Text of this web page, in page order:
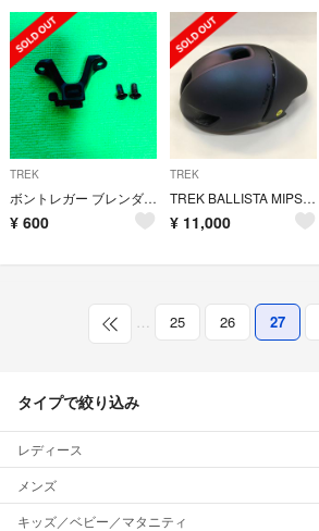
TREK
ボントレガー ブレンダー サドルアクセサリー マウント
¥ 600
TREK
TREK BALLISTA MIPS Mサイズ
¥ 11,000
… 25 26 27
タイプで絞り込み
レディース
メンズ
キッズ／ベビー／マタニティ